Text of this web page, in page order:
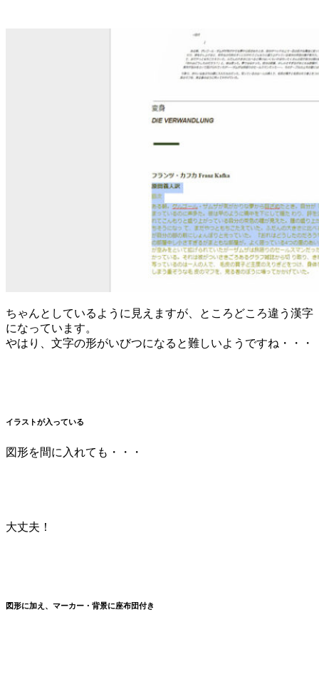
ちゃんとしているように見えますが、ところどころ違う漢字
になっています。
やはり、文字の形がいびつになると難しいようですね・・・
イラストが入っている
図形を間に入れても・・・
大丈夫！
図形に加え、マーカー・背景に座布団付き